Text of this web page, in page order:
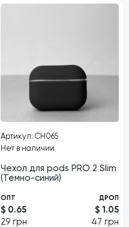
Артикул: CH065
Нет в наличии
Чехол для pods PRO 2 Slim
(Темно-синий)
ОПТ
$ 0.65
29 грн
ДРОП
$ 1.05
47 грн